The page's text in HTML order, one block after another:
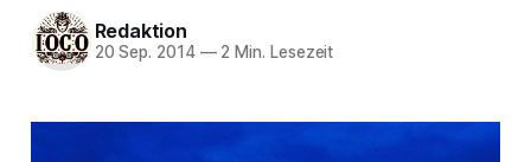
Redaktion
20 Sep. 2014 —2 Min. Lesezeit